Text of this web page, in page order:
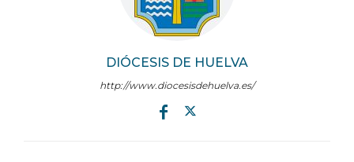
DIÓCESIS DE HUELVA
http://www.diocesisdehuelva.es/